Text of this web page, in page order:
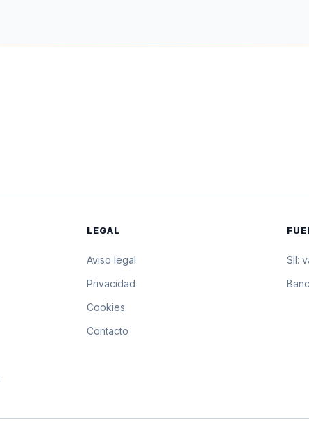
408.420,7 pesos por
LEGAL
Aviso legal
Privacidad
Cookies
Contacto
SII: